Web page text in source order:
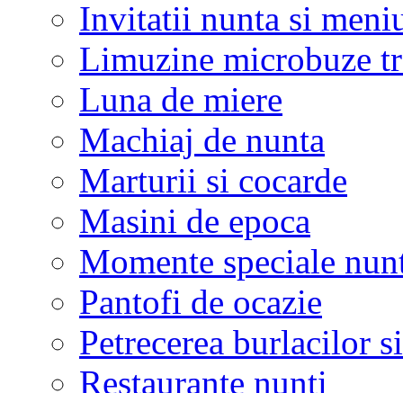
Invitatii nunta si
Limuzine microbuze
Luna de miere
Machiaj de nunta
Marturii si cocarde
Masini de epoca
Momente speciale
Pantofi de ocazie
Petrecerea burlacilor
Restaurante nunti